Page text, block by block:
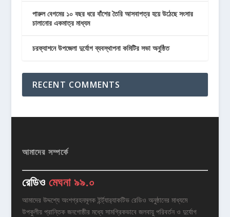
পারুল বেগমের ১০ বছর ধরে বাঁশের তৈরি আসবাপত্র হয়ে উঠেছে সংসার
চালানোর একমাত্র মাধ্যম
চরফ্যাশনে উপজেলা দুর্যোগ ব্যবস্থাপনা কমিটির সভা অনুষ্ঠিত
RECENT COMMENTS
আমাদের সম্পর্কে
রেডিও মেঘনা ৯৯.০
আমাদের উদ্দশ্যে অংশগ্রহনমূলক ইর্ন্ট্যার‌্যাকটিভ রেডিও অনুষ্ঠানের মাধ্যমে
উপকুলীয় প্রান্তিক জনগোষ্ঠীর মধ্যে সামগ্রিকভাবে জলবায়ু পরিবর্তন ও দুর্যোগ